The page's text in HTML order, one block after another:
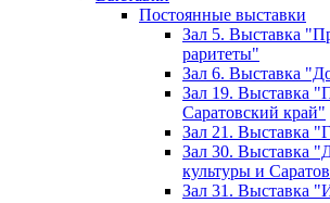
Постоянные выставки
Зал 5. Выставка
раритеты"
Зал 6. Выставка
Зал 19. Выставка
Саратовский край"
Зал 21. Выставка
Зал 30. Выставка
культуры и
Зал 31. Выставка